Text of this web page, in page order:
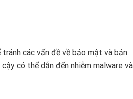
các vấn đề về bảo mật và bản
có thể dẫn đến nhiễm malware và